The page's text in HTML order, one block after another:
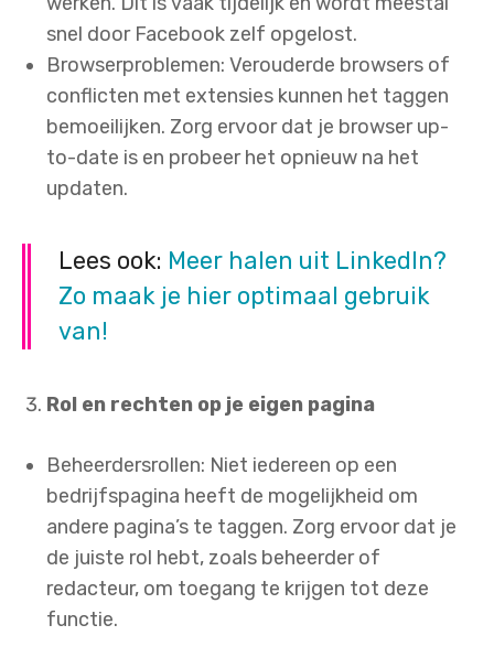
snel door Facebook zelf opgelost.
Browserproblemen: Verouderde browsers of
conflicten met extensies kunnen het taggen
bemoeilijken. Zorg ervoor dat je browser up-
to-date is en probeer het opnieuw na het
updaten.
Lees ook: Meer halen uit LinkedIn?
Zo maak je hier optimaal gebruik
van!
Rol en rechten op je eigen pagina
Beheerdersrollen: Niet iedereen op een
bedrijfspagina heeft de mogelijkheid om
andere pagina’s te taggen. Zorg ervoor dat je
de juiste rol hebt, zoals beheerder of
redacteur, om toegang te krijgen tot deze
functie.